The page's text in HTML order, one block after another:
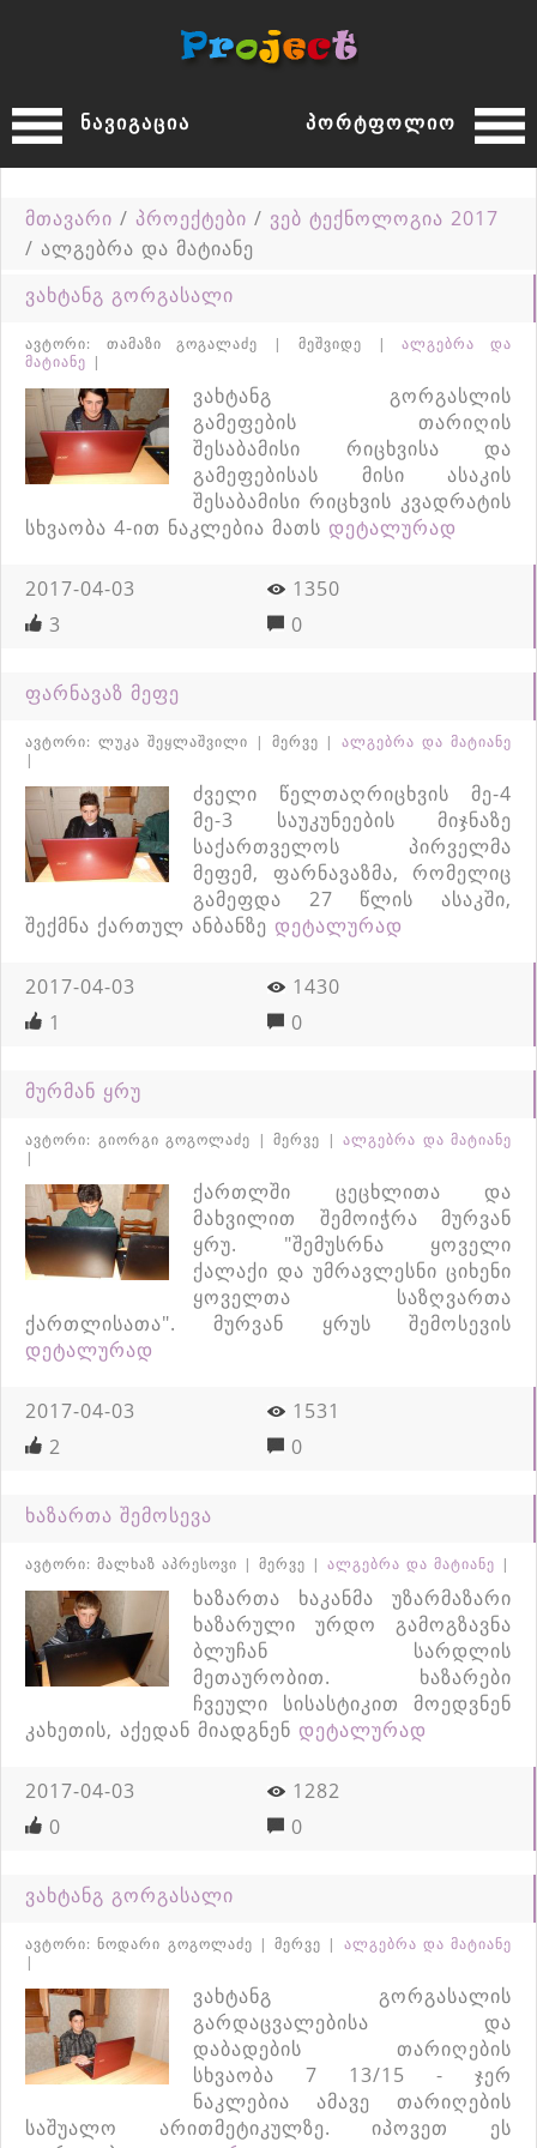
პორტფოლიო
ნავიგაცია
მთავარი / პროექტები / ვებ ტექნოლოგია 2017
/ ალგებრა და მატიანე
ვახტანგ გორგასალი
ავტორი: თამაზი გოგალაძე | მეშვიდე |ალგებრა და
მატიანე |
ვახტანგ გორგასლის
გამეფების თარიღის
შესაბამისი რიცხვისა და
გამეფებისას მისი ასაკის
შესაბამისი რიცხვის კვადრატის
სხვაობა 4-ით ნაკლებია მათს დეტალურად
2017-04-03
1350
3
0
ფარნავაზ მეფე
ავტორი: ლუკა შეყლაშვილი | მერვე |ალგებრა და მატიანე
|
ძველი წელთაღრიცხვის მე-4
მე-3 საუკუნეების მიჯნაზე
საქართველოს პირველმა
მეფემ, ფარნავაზმა, რომელიც
გამეფდა 27 წლის ასაკში,
შექმნა ქართულ ანბანზე დეტალურად
2017-04-03
1430
1
0
მურმან ყრუ
ავტორი: გიორგი გოგოლაძე | მერვე | ალგებრა და მატიანე
|
ქართლში ცეცხლითა და
მახვილით შემოიჭრა მურვან
ყრუ. "შემუსრნა ყოველი
ქალაქი და უმრავლესნი ციხენი
ყოველთა საზღვართა
ქართლისათა". მურვან ყრუს შემოსევის
დეტალურად
2017-04-03
1531
2
0
ხაზართა შემოსევა
ავტორი: მალხაზ აპრესოვი | მერვე | ალგებრა და მატიანე |
ხაზართა ხაკანმა უზარმაზარი
ხაზარული ურდო გამოგზავნა
ბლუჩან სარდლის
მეთაურობით. ხაზარები
ჩვეული სისასტიკით მოედვნენ
კახეთის, აქედან მიადგნენ დეტალურად
2017-04-03
1282
0
0
ვახტანგ გორგასალი
ავტორი: ნოდარი გოგოლაძე | მერვე | ალგებრა და მატიანე
|
ვახტანგ გორგასალის
გარდაცვალებისა და
დაბადების თარიღების
სხვაობა 7 13/15 - ჯერ
ნაკლებია ამავე თარიღების
საშუალო არითმეტიკულზე. იპოვეთ ეს